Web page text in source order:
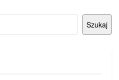
Szukaj